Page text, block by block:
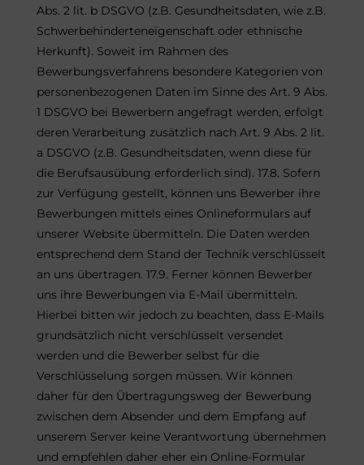
Abs. 2 lit. b DSGVO (z.B. Gesundheitsdaten, wie z.B.
Schwerbehinderteneigenschaft oder ethnische
Herkunft). Soweit im Rahmen des
Bewerbungsverfahrens besondere Kategorien von
personenbezogenen Daten im Sinne des Art. 9 Abs.
1 DSGVO bei Bewerbern angefragt werden, erfolgt
deren Verarbeitung zusätzlich nach Art. 9 Abs. 2 lit.
a DSGVO (z.B. Gesundheitsdaten, wenn diese für
die Berufsausübung erforderlich sind). 17.8. Sofern
zur Verfügung gestellt, können uns Bewerber ihre
Bewerbungen mittels eines Onlineformulars auf
unserer Website übermitteln. Die Daten werden
entsprechend dem Stand der Technik verschlüsselt
an uns übertragen. 17.9. Ferner können Bewerber
uns ihre Bewerbungen via E-Mail übermitteln.
Hierbei bitten wir jedoch zu beachten, dass E-Mails
grundsätzlich nicht verschlüsselt versendet
werden und die Bewerber selbst für die
Verschlüsselung sorgen müssen. Wir können
daher für den Übertragungsweg der Bewerbung
zwischen dem Absender und dem Empfang auf
unserem Server keine Verantwortung übernehmen
und empfehlen daher eher ein Online-Formular